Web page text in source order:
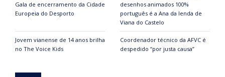
Gala de encerramento da Cidade
Europeia do Desporto
desenhos animados 100%
português é a Ana da lenda de
Viana do Castelo
Jovem vianense de 14 anos brilha
no The Voice Kids
Coordenador técnico da AFVC é
despedido “por justa causa”